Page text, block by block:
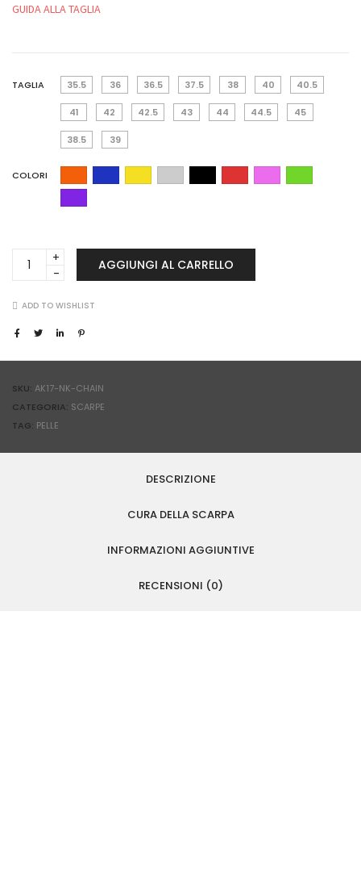
GUIDA ALLA TAGLIA
TAGLIA 35.5 36 36.5 37.5 38 40 40.5
41 42 42.5 43 44 44.5 45
38.5 39
COLORI
Nike
1
CHAIN
quantità
AGGIUNGI AL CARRELLO
ADD TO WISHLIST
SKU: AK17-NK-CHAIN
CATEGORIA: SCARPE
TAG: PELLE
DESCRIZIONE
CURA DELLA SCARPA
INFORMAZIONI AGGIUNTIVE
RECENSIONI (0)